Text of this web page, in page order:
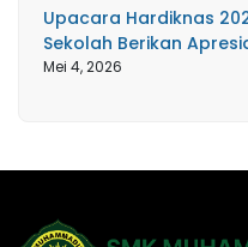
Upacara Hardiknas
Sekolah Berikan
Mei 4, 2026